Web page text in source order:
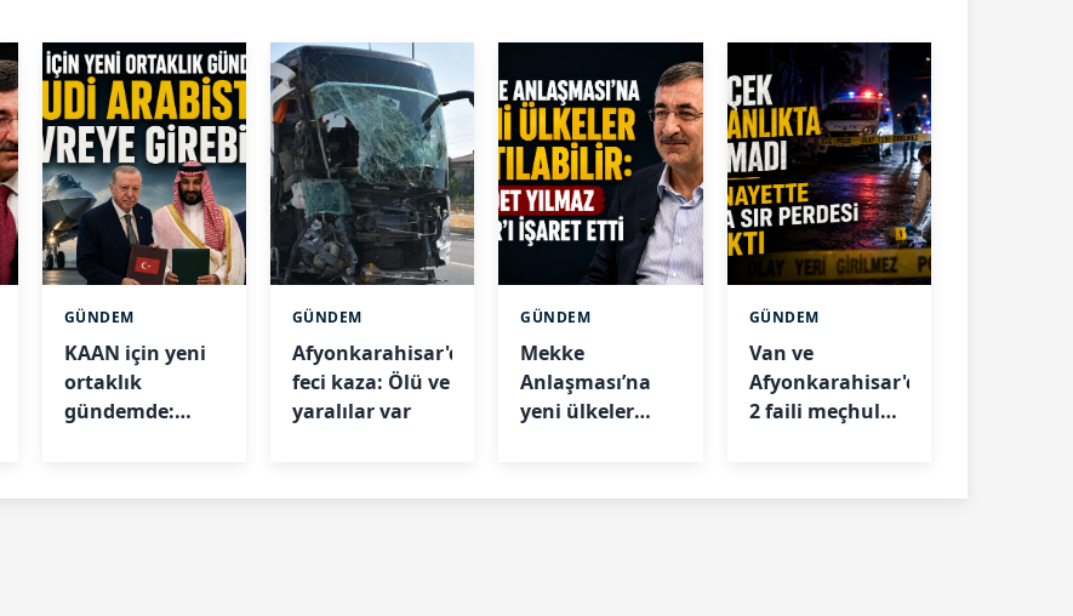
GÜNDEM
KAAN için yeni
ortaklık
gündemde:
GÜNDEM
Afyonkarahisar'da
feci kaza: Ölü ve
yaralılar var
GÜNDEM
Mekke
Anlaşması’na
yeni ülkeler
GÜNDEM
Van ve
Afyonkarahisar'daki
2 faili meçhul